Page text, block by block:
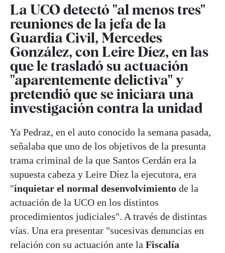
La UCO detectó "al menos tres"
reuniones de la jefa de la
Guardia Civil, Mercedes
González, con Leire Díez, en las
que le trasladó su actuación
"aparentemente delictiva" y
pretendió que se iniciara una
investigación contra la unidad
Ya Pedraz, en el auto conocido la semana pasada,
señalaba que uno de los objetivos de la presunta
trama criminal de la que Santos Cerdán era la
supuesta cabeza y Leire Díez la ejecutora, era
"inquietar el normal desenvolvimiento de la
actuación de la UCO en los distintos
procedimientos judiciales". A través de distintas
vías. Una era presentar "sucesivas denuncias en
relación con su actuación ante la Fiscalía